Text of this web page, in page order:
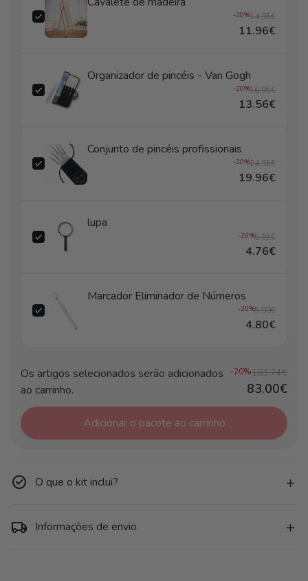
-20%14.95€
11.96€
Organizador de pincéis - Van Gogh
-20%16.95€
13.56€
Conjunto de pincéis profissionais
-20%24.95€
19.96€
lupa
-20%5.95€
4.76€
Marcador Eliminador de Números
-20%5.99€
4.80€
Os artigos selecionados serão adicionados
ao carrinho.
-20%103.74€
83.00€
Adicionar o pacote ao carrinho
O que o kit inclui?
Informações de envio